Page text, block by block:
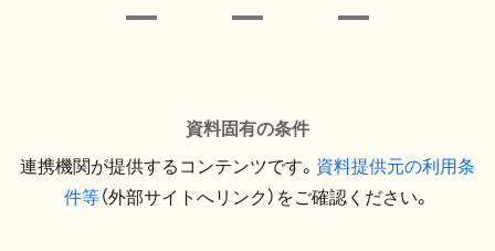
資料固有の条件
連携機関が提供するコンテンツです。 資料提供元の利用条
件等（外部サイトへリンク）をご確認ください。